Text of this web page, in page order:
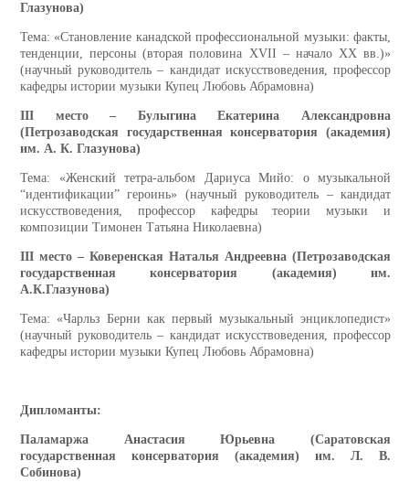
Глазунова)
Тема: «Становление канадской профессиональной музыки: факты,
тенденции, персоны (вторая половина XVII – начало XX вв.)»
(научный руководитель – кандидат искусствоведения, профессор
кафедры истории музыки Купец Любовь Абрамовна)
III место – Булыгина Екатерина Александровна
(Петрозаводская государственная консерватория (академия)
им. А. К. Глазунова)
Тема: «Женский тетра-альбом Дариуса Мийо: о музыкальной
“идентификации” героинь» (научный руководитель – кандидат
искусствоведения, профессор кафедры теории музыки и
композиции Тимонен Татьяна Николаевна)
III место – Коверенская Наталья Андреевна (Петрозаводская
государственная консерватория (академия) им.
А.К.Глазунова)
Тема: «Чарльз Берни как первый музыкальный энциклопедист»
(научный руководитель – кандидат искусствоведения, профессор
кафедры истории музыки Купец Любовь Абрамовна)
Дипломанты:
Паламаржа Анастасия Юрьевна (Саратовская
государственная консерватория (академия) им. Л. В.
Собинова)